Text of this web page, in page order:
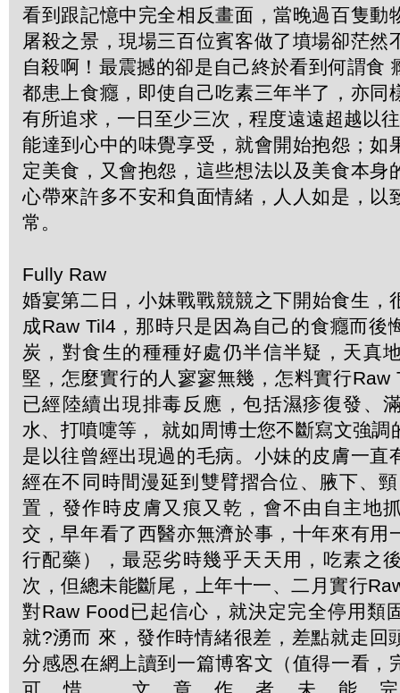
看到跟記憶中完全相反畫面，當晚過百隻動
屠殺之景，現場三百位賓客做了墳場卻茫然
自殺啊！最震撼的卻是自己終於看到何謂食
都患上食癮，即使自己吃素三年半了，亦同
有所追求，一日至少三次，程度遠遠超越以
能達到心中的味覺享受，就會開始抱怨；如
定美食，又會抱怨，這些想法以及美食本身
心帶來許多不安和負面情緒，人人如是，以
常。
Fully Raw
婚宴第二日，小妹戰戰競競之下開始食生，
成Raw Til4，那時只是因為自己的食癮而後
炭，對食生的種種好處仍半信半疑，天真
堅，怎麼實行的人寥寥無幾，怎料實行Raw
已經陸續出現排毒反應，包括濕疹復發、
水、打噴嚏等， 就如周博士您不斷寫文強調
是以往曾經出現過的毛病。小妹的皮膚一直
經在不同時間漫延到雙臂摺合位、腋下、
置，發作時皮膚又痕又乾，會不由自主地
交，早年看了西醫亦無濟於事，十年來有用
行配藥），最惡劣時幾乎天天用，吃素之
次，但總未能斷尾，上年十一、二月實行
對Raw Food已起信心，就決定完全停用類
就?湧而 來，發作時情緒很差，差點就走回
分感恩在網上讀到一篇博客文（值得一看，